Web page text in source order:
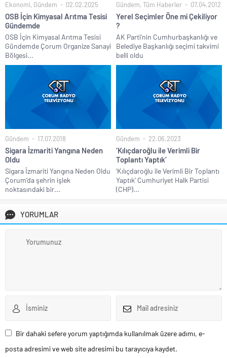
Ekonomi, Gündem 02.02.2025
OSB İçin Kimyasal Arıtma Tesisi
Gündemde
OSB İçin Kimyasal Arıtma Tesisi
Gündemde Çorum Organize Sanayi
Bölgesi...
Gündem, Tüm Haberler 07.04.2012
Yerel Seçimler Öne mi Çekiliyor
?
AK Parti'nin Cumhurbaşkanlığı ve
Belediye Başkanlığı seçimi takvimi
belli oldu
Gündem 17.07.2018
Sigara İzmariti Yangına Neden
Oldu
Sigara İzmariti Yangına Neden Oldu
Çorum’da şehrin işlek
noktasındaki bir...
Gündem 22.06.2023
‘Kılıçdaroğlu ile Verimli Bir
Toplantı Yaptık’
‘Kılıçdaroğlu ile Verimli Bir Toplantı
Yaptık’ Cumhuriyet Halk Partisi
(CHP)...
YORUMLAR
Bir dahaki sefere yorum yaptığımda kullanılmak üzere adımı, e-
posta adresimi ve web site adresimi bu tarayıcıya kaydet.